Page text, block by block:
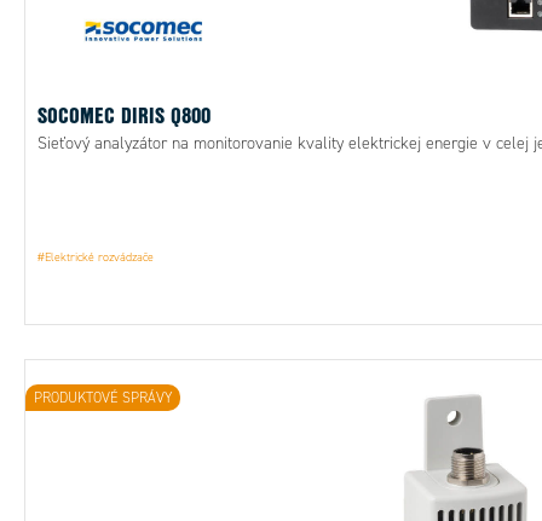
SOCOMEC DIRIS Q800
Sieťový analyzátor na monitorovanie kvality elektrickej energie v celej
#Elektrické rozvádzače
PRODUKTOVÉ SPRÁVY